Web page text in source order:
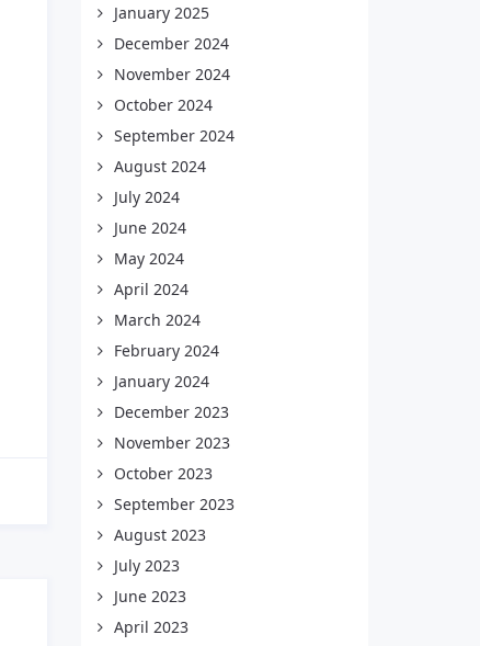
January 2025
December 2024
November 2024
October 2024
September 2024
August 2024
July 2024
June 2024
May 2024
April 2024
March 2024
February 2024
January 2024
December 2023
November 2023
October 2023
September 2023
August 2023
July 2023
June 2023
April 2023